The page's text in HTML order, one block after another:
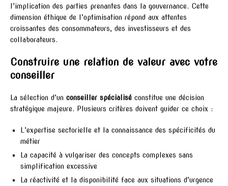
l’implication des parties prenantes dans la gouvernance. Cette
dimension éthique de l’optimisation répond aux attentes
croissantes des consommateurs, des investisseurs et des
collaborateurs.
Construire une relation de valeur avec votre
conseiller
La sélection d’un conseiller spécialisé constitue une décision
stratégique majeure. Plusieurs critères doivent guider ce choix :
L’expertise sectorielle et la connaissance des spécificités du
métier
La capacité à vulgariser des concepts complexes sans
simplification excessive
La réactivité et la disponibilité face aux situations d’urgence